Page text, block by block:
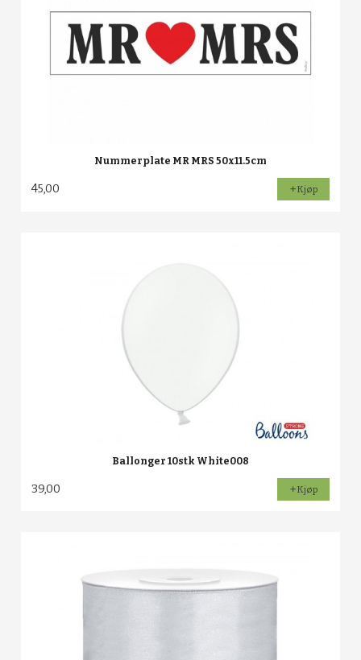
Nummerplate MR MRS 50x11.5cm
45,00 Kjøp
Ballonger 10stk White008
39,00 Kjøp